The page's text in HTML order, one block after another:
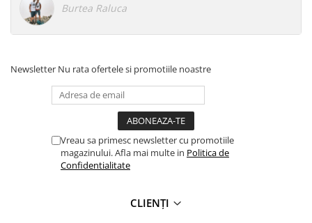
Burtea Raluca
Newsletter Nu rata ofertele si promotiile noastre
Vreau sa primesc newsletter cu promotiile
magazinului. Afla mai multe in Politica de
Confidentialitate
CLIENȚI